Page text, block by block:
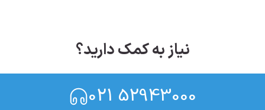
نیاز به کمک دارید؟
021 52943000